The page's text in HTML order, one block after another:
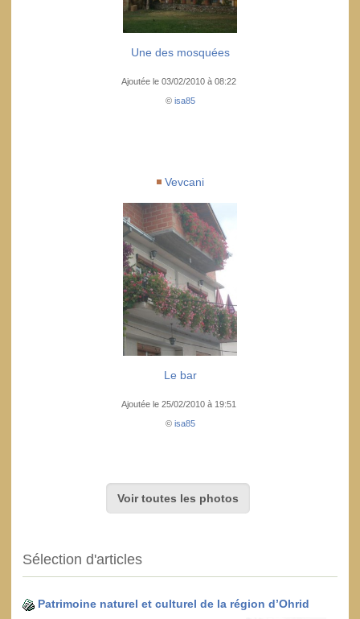
Une des mosquées
Ajoutée le 03/02/2010 à 08:22
© isa85
Vevcani
Le bar
Ajoutée le 25/02/2010 à 19:51
© isa85
Voir toutes les photos
Sélection d'articles
Patrimoine naturel et culturel de la région d’Ohrid